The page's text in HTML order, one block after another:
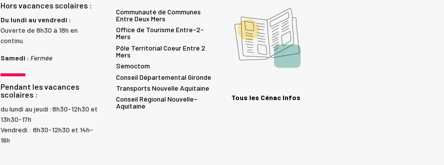
Hors vacances scolaires :
Du lundi au vendredi :
Ouverte de 8h30 à 18h en
continu.
Samedi : Fermée
Pendant les vacances
scolaires :
du lundi au jeudi :8h30-12h30 et
13h30-17h
Vendredi : 8h30-12h30 et 14h-
16h
Communauté de Communes
Entre Deux Mers
Office de Tourisme Entre-2-
Mers
Pôle Territorial Coeur Entre 2
Mers
Semoctom
Conseil Départemental Gironde
Transports Nouvelle Aquitaine
Conseil Régional Nouvelle-
Aquitaine
Tous les Cénac Infos